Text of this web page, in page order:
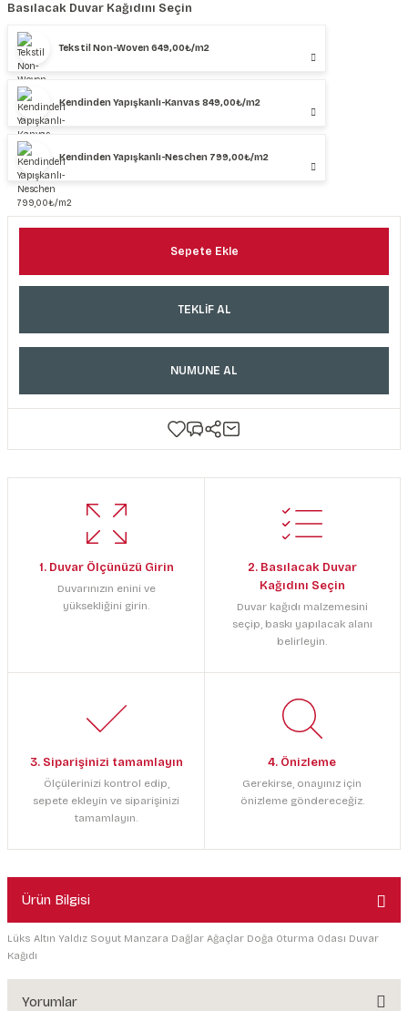
Basılacak Duvar Kağıdını Seçin
Tekstil Non-Woven 649,00₺/m2
Kendinden Yapışkanlı-Kanvas 849,00₺/m2
Kendinden Yapışkanlı-Neschen 799,00₺/m2
Sepete Ekle
TEKLİF AL
NUMUNE AL
1. Duvar Ölçünüzü Girin
Duvarınızın enini ve
yüksekliğini girin.
2. Basılacak Duvar
Kağıdını Seçin
Duvar kağıdı malzemesini
seçip, baskı yapılacak alanı
belirleyin.
3. Siparişinizi tamamlayın
Ölçülerinizi kontrol edip,
sepete ekleyin ve siparişinizi
tamamlayın.
4. Önizleme
Gerekirse, onayınız için
önizleme göndereceğiz.
Ürün Bilgisi
Lüks Altın Yaldız Soyut Manzara Dağlar Ağaçlar Doğa Oturma Odası Duvar
Kağıdı
Yorumlar